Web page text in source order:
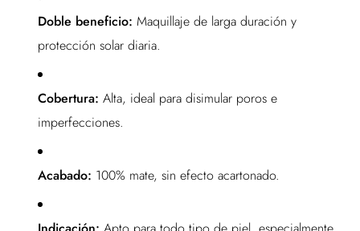
Doble beneficio: Maquillaje de larga duración y
protección solar diaria.
Cobertura: Alta, ideal para disimular poros e
imperfecciones.
Acabado: 100% mate, sin efecto acartonado.